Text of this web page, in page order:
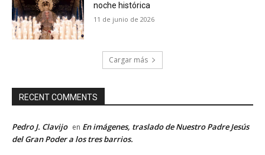
noche histórica
11 de junio de 2026
Cargar más
RECENT COMMENTS
Pedro J. Clavijo en En imágenes, traslado de Nuestro Padre Jesús
del Gran Poder a los tres barrios.